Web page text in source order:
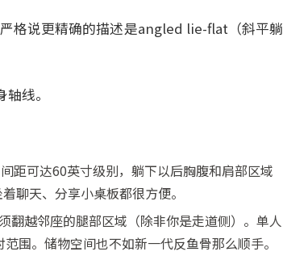
格说更精确的描述是angled lie-flat（斜平躺
线。
距可达60英寸级别，躺下以后胸腹和肩部区域
聊天、分享小桌板都很方便。
越邻座的腿部区域（除非你是走道侧）。单人
围。储物空间也不如新一代反鱼骨那么顺手。